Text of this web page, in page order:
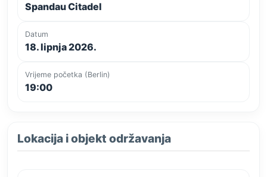
Spandau Citadel
Datum
18. lipnja 2026.
Vrijeme početka (Berlin)
19:00
Lokacija i objekt održavanja